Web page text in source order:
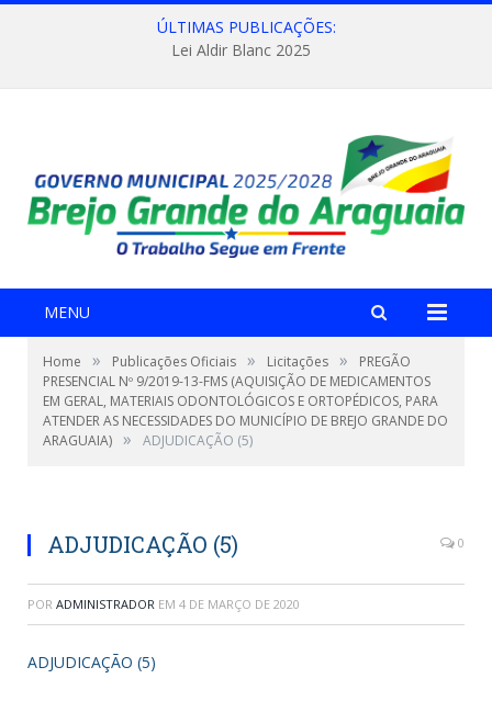
ÚLTIMAS PUBLICAÇÕES:
Lei Aldir Blanc 2025
MENU
Home » Publicações Oficiais » Licitações »
PREGÃO
PRESENCIAL Nº 9/2019-13-FMS (AQUISIÇÃO DE MEDICAMENTOS
EM GERAL, MATERIAIS ODONTOLÓGICOS E ORTOPÉDICOS, PARA
ATENDER AS NECESSIDADES DO MUNICÍPIO DE BREJO GRANDE DO
ARAGUAIA) » ADJUDICAÇÃO (5)
ADJUDICAÇÃO (5) 0
POR ADMINISTRADOR EM 4 DE MARÇO DE 2020
ADJUDICAÇÃO (5)